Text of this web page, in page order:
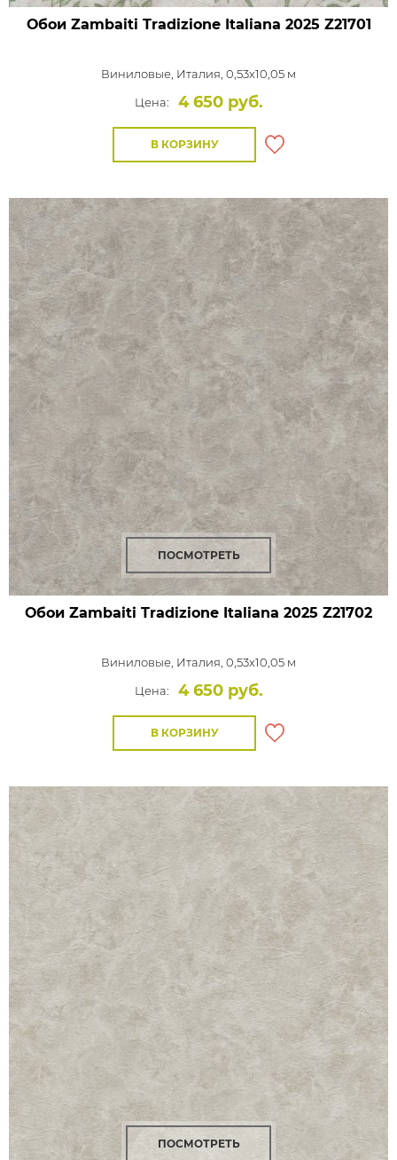
Обои Zambaiti Tradizione Italiana 2025 Z21701
Виниловые, Италия, 0,53x10,05 м
Цена:
4 650 руб.
В КОРЗИНУ
ПОСМОТРЕТЬ
Обои Zambaiti Tradizione Italiana 2025 Z21702
Виниловые, Италия, 0,53x10,05 м
Цена:
4 650 руб.
В КОРЗИНУ
ПОСМОТРЕТЬ